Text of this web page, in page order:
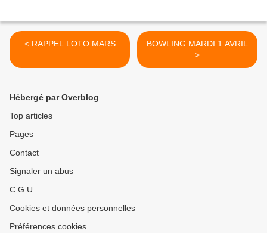
< RAPPEL LOTO MARS
BOWLING MARDI 1 AVRIL
>
Hébergé par Overblog
Top articles
Pages
Contact
Signaler un abus
C.G.U.
Cookies et données personnelles
Préférences cookies